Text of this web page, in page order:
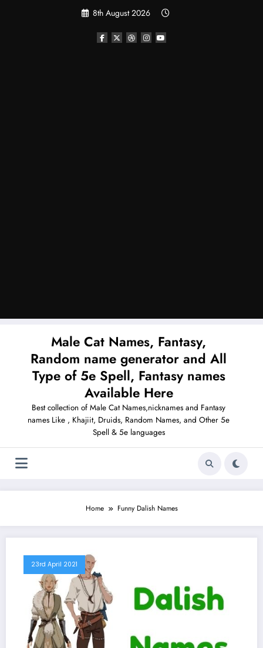
8th August 2026
Male Cat Names, Fantasy,
Random name generator and All
Type of 5e Spell, Fantasy names
Available Here
Best collection of Male Cat Names,nicknames and Fantasy
names Like , Khajiit, Druids, Random Names, and Other 5e
Spell & 5e languages
Home Funny Dalish Names
23rd April 2021